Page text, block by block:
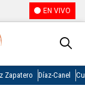
EN VIVO
Zapatero Díaz-Canel